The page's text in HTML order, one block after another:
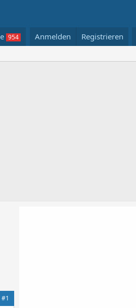
Anmelden Registrieren
#1